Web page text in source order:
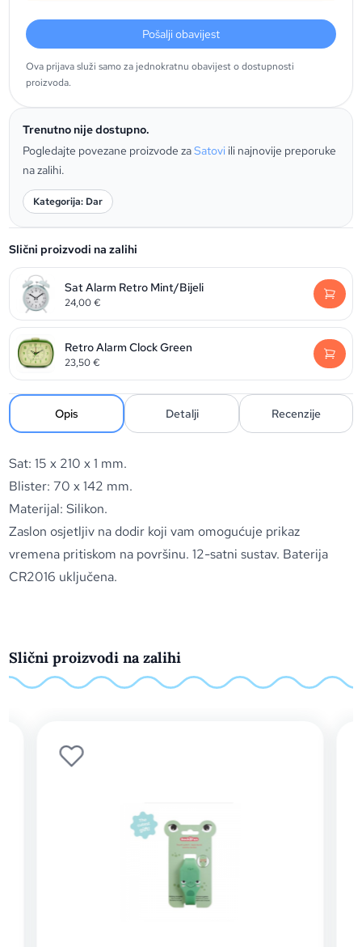
Pošalji obavijest
Ova prijava služi samo za jednokratnu obavijest o dostupnosti
proizvoda.
Trenutno nije dostupno.
Pogledajte povezane proizvode zaSatovi ili najnovije preporuke
na zalihi.
Kategorija: Dar
Slični proizvodi na zalihi
Sat Alarm Retro Mint/Bijeli
24,00€
Retro Alarm Clock Green
23,50€
Opis Detalji Recenzije
Sat: 15 x 210 x 1 mm.
Blister: 70 x 142 mm.
Materijal: Silikon.
Zaslon osjetljiv na dodir koji vam omogućuje prikaz
vremena pritiskom na površinu. 12-satni sustav. Baterija
CR2016 uključena.
Slični proizvodi na zalihi